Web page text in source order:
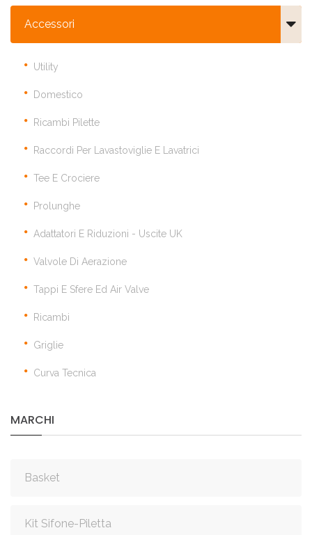
Accessori
Utility
Domestico
Ricambi Pilette
Raccordi Per Lavastoviglie E Lavatrici
Tee E Crociere
Prolunghe
Adattatori E Riduzioni - Uscite UK
Valvole Di Aerazione
Tappi E Sfere Ed Air Valve
Ricambi
Griglie
Curva Tecnica
MARCHI
Basket
Kit Sifone-Piletta